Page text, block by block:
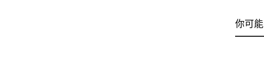
你可